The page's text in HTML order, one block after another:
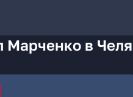
Марченко в